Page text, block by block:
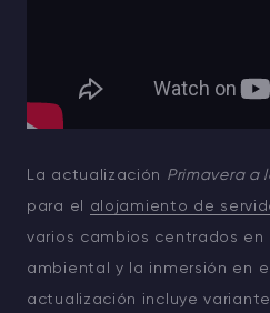
La actualización Primavera a
para el alojamiento de
varios cambios centrados en
ambiental y la inmersión en
actualización incluye